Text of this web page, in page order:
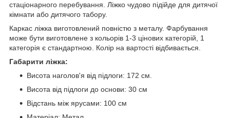
стаціонарного перебування. Ліжко чудово підійде для дитячої
кімнати або дитячого табору.
Каркас ліжка виготовлений повністю з металу. Фарбування
може бути виготовлене з кольорів 1-3 цінових категорій, 1
категорія є стандартною. Колір на вартості відбивається.
Габарити ліжка:
Висота наголов'я від підлоги: 172 см.
Висота від підлоги до основи: 30 см
Відстань між ярусами: 100 см